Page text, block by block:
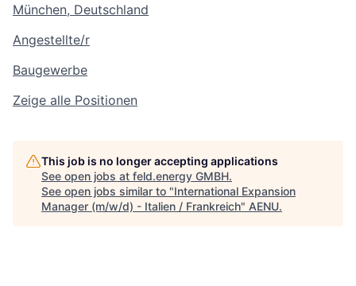
München, Deutschland
Angestellte/r
Baugewerbe
Zeige alle Positionen
This job is no longer accepting applications
See open jobs at feld.energy GMBH.
See open jobs similar to "International Expansion
Manager (m/w/d) - Italien / Frankreich" AENU.